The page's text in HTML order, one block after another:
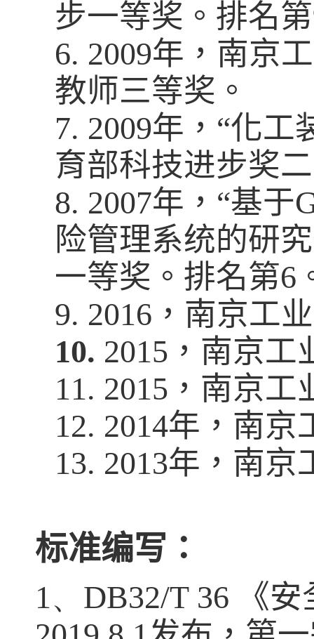
步一等奖。排名第
6. 2009年，南京
教师三等奖。
7. 2009年， “化工
育部科技进步奖
8. 2007年， “基于
险管理系统的研究
一等奖。排名第6
9. 2016 ，南京工
10. 2015 ，南京工
11. 2015 ，南京工
12. 2014年，南京
13. 2013年，南京
标准编写：
1、 DB32/T 36 《